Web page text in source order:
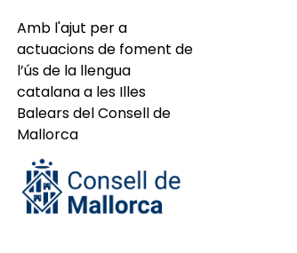
Amb l'ajut per a
actuacions de foment de
l’ús de la llengua
catalana a les Illes
Balears del Consell de
Mallorca